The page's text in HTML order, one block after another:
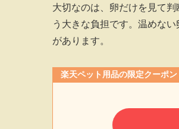
大切なのは、卵だけを見て
う大きな負担です。温めな
があります。
楽天ペット用品の限定クーポン